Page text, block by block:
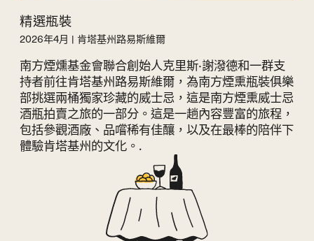
精選瓶裝
2026年4月 | 肯塔基州路易斯維爾
南方煙燻基金會聯合創始人克里斯·謝潑德和一群支
持者前往肯塔基州路易斯維爾，為南方煙熏瓶裝俱樂
部挑選兩桶獨家珍藏的威士忌，這是南方煙熏威士忌
酒瓶拍賣之旅的一部分。這是一趟內容豐富的旅程，
包括參觀酒廠、品嚐稀有佳釀，以及在最棒的陪伴下
體驗肯塔基州的文化。.